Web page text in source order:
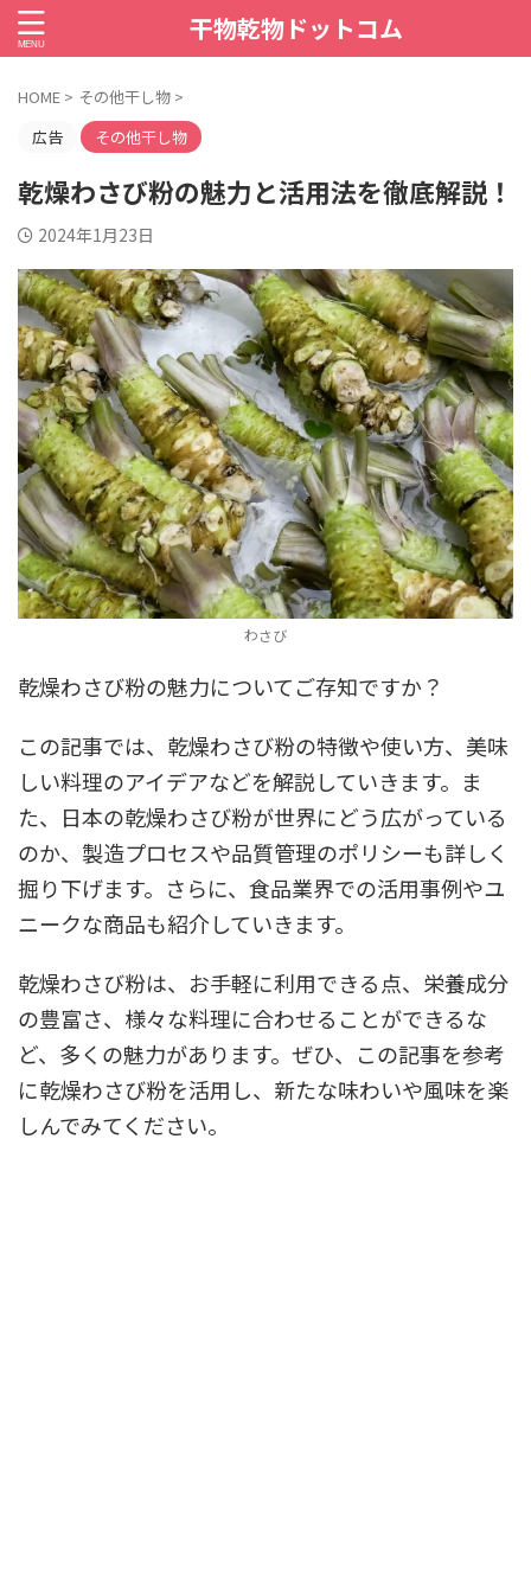
干物乾物ドットコム
HOME > その他干し物 >
広告
その他干し物
乾燥わさび粉の魅力と活用法を徹底解説！
2024年1月23日
わさび
乾燥わさび粉の魅力についてご存知ですか？
この記事では、乾燥わさび粉の特徴や使い方、美味
しい料理のアイデアなどを解説していきます。ま
た、日本の乾燥わさび粉が世界にどう広がっている
のか、製造プロセスや品質管理のポリシーも詳しく
掘り下げます。さらに、食品業界での活用事例やユ
ニークな商品も紹介していきます。
乾燥わさび粉は、お手軽に利用できる点、栄養成分
の豊富さ、様々な料理に合わせることができるな
ど、多くの魅力があります。ぜひ、この記事を参考
に乾燥わさび粉を活用し、新たな味わいや風味を楽
しんでみてください。